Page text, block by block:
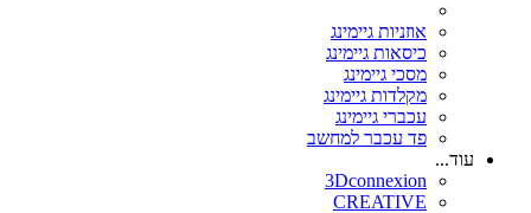
אוזניות גיימינג
כיסאות גיימינג
מסכי גיימינג
מקלדות גיימינג
עכברי גיימינג
פד עכבר למחשב
עוד...
3Dconnexion
CREATIVE